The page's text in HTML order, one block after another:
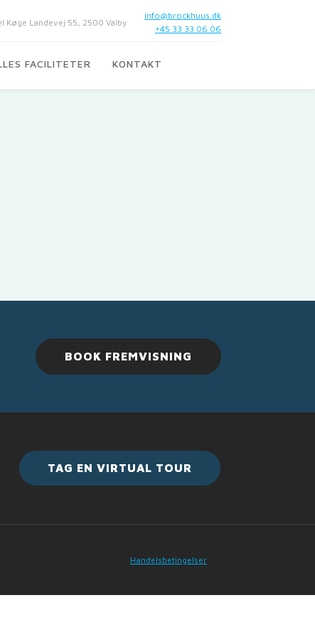
Køge Landevej 55, 2500 Valby
info@brockhuus.dk
+45 33 33 06 06
FACILITETER KONTAKT
BOOK FREMVISNING
TAG EN VIRTUAL TOUR
Handelsbetingelser